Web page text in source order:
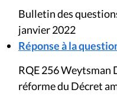
Bulletin des
janvier 2022
Réponse à la
RQE 256 Weytsman
réforme du Décret